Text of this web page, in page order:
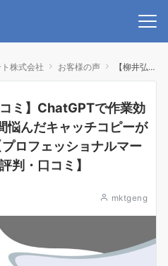
株式会社 お客様の声 【柳井弘幸の評判・口コミ】ChatGPTで作業効率500%アップ！3週間悩んだキャッチコピーがわずか10分で完成！【プロフェッショナルマーケティング株式会社の評判・口コミ】
ミ】ChatGPTで作業効
んだキャッチコピーが
ロフェッショナルマー
判・口コミ】
mktgeng